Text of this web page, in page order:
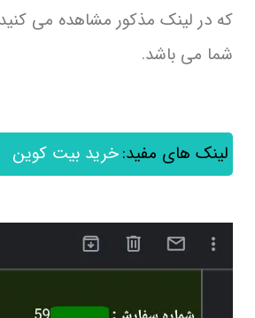
که در لینک مذکور مشاهده می
شما می باشد.
لینک های مفید:خرید بیت کوین